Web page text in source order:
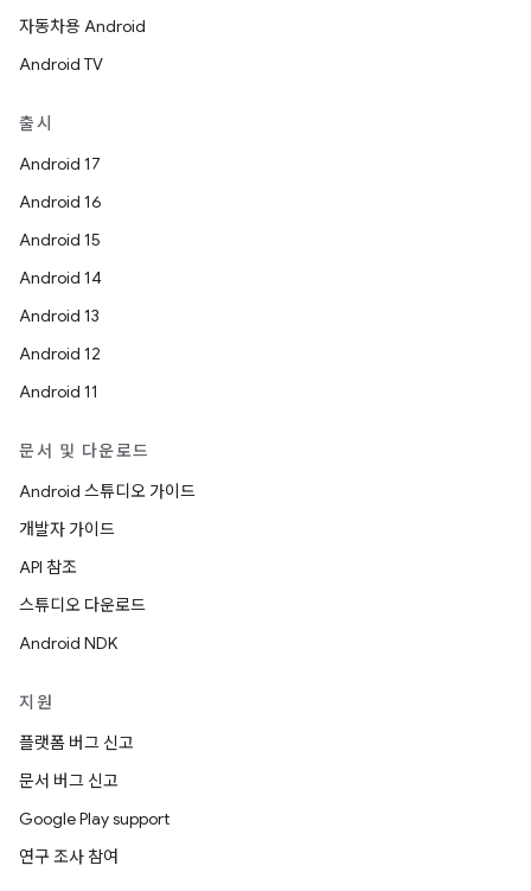
자동차용 Android
Android TV
출시
Android 17
Android 16
Android 15
Android 14
Android 13
Android 12
Android 11
문서 및 다운로드
Android 스튜디오 가이드
개발자 가이드
API 참조
스튜디오 다운로드
Android NDK
지원
플랫폼 버그 신고
문서 버그 신고
Google Play support
연구 조사 참여